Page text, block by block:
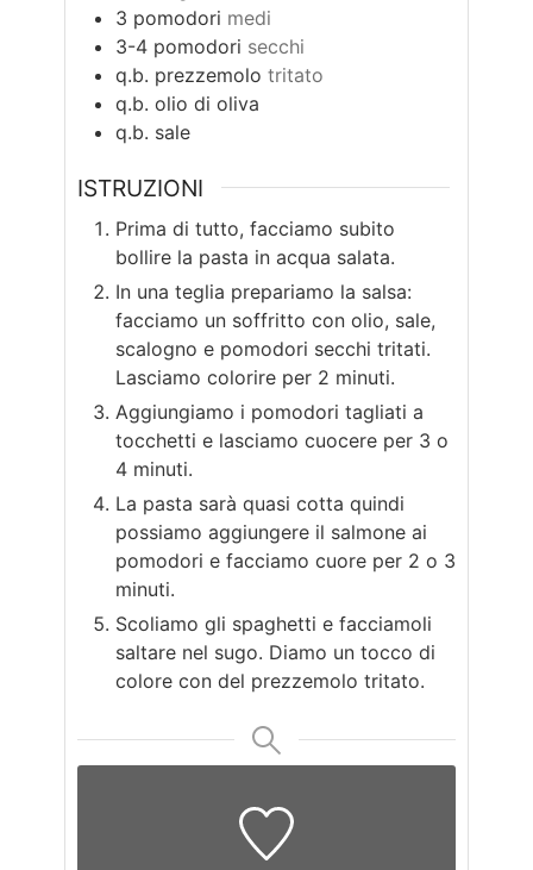
3 pomodori medi
3-4 pomodori secchi
q.b. prezzemolo tritato
q.b. olio di oliva
q.b. sale
ISTRUZIONI
Prima di tutto, facciamo subito
bollire la pasta in acqua salata.
In una teglia prepariamo la salsa:
facciamo un soffritto con olio, sale,
scalogno e pomodori secchi tritati.
Lasciamo colorire per 2 minuti.
Aggiungiamo i pomodori tagliati a
tocchetti e lasciamo cuocere per 3 o
4 minuti.
La pasta sarà quasi cotta quindi
possiamo aggiungere il salmone ai
pomodori e facciamo cuore per 2 o 3
minuti.
Scoliamo gli spaghetti e facciamoli
saltare nel sugo. Diamo un tocco di
colore con del prezzemolo tritato.